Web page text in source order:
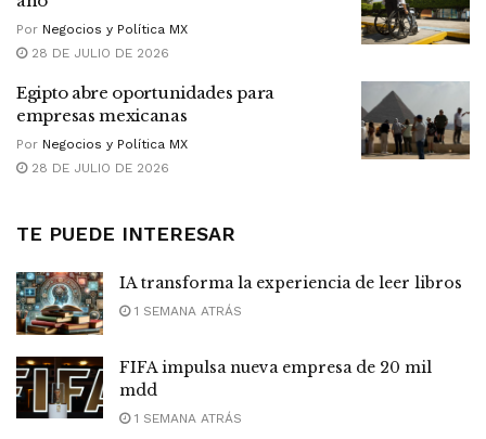
Por Negocios y Política MX
28 DE JULIO DE 2026
Egipto abre oportunidades para
empresas mexicanas
Por Negocios y Política MX
28 DE JULIO DE 2026
TE PUEDE INTERESAR
IA transforma la experiencia de leer libros
1 SEMANA ATRÁS
FIFA impulsa nueva empresa de 20 mil
mdd
1 SEMANA ATRÁS